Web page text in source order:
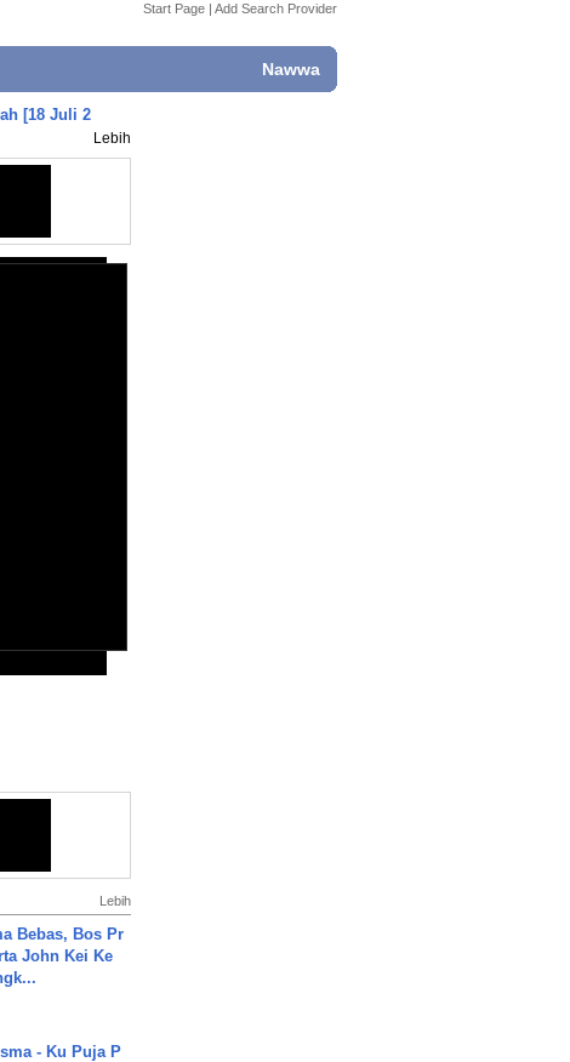
Start Page | Add Search Provider
Nawwa
[18 Juli 2
Lebih
Lebih
Bebas, Bos Pr
John Kei Ke
- Ku Puja P